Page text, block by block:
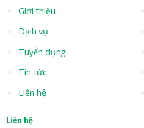
Giới thiệu
Dịch vụ
Tuyển dụng
Tin tức
Liên hệ
Liên hệ